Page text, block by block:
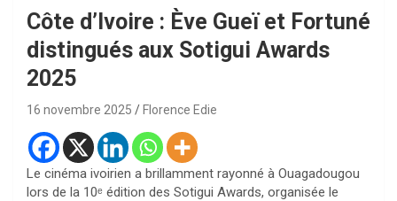
Côte d’Ivoire : Ève Gueï et Fortuné
distingués aux Sotigui Awards
2025
16 novembre 2025 Florence Edie
Le cinéma ivoirien a brillamment rayonné à Ouagadougou
lors de la 10ᵉ édition des Sotigui Awards, organisée le